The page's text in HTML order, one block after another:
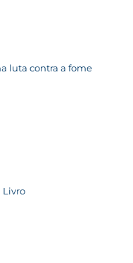
luta contra a fome
Livro